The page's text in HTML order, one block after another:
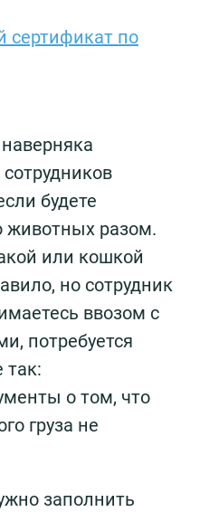
сертификат по
будете
животных разом.
или кошкой
но сотрудник
ввозом с
потребуется
так:
о том, что
груза не
заполнить